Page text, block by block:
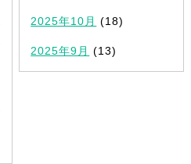
2025年10月 (18)
2025年9月 (13)